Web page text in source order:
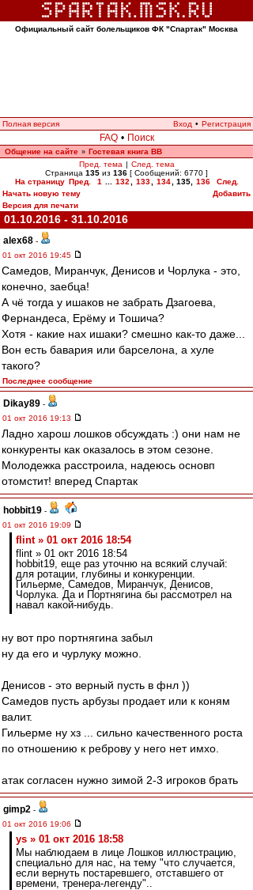
Официальный сайт болельщиков ФК "Спартак" Москва
Полная версия Вход • Регистрация
FAQ • Поиск
Общение на сайте » Гостевая книга ВВ
Пред. тема | След. тема
Страница 135 из 136 [ Сообщений: 6770 ]
На страницу Пред. 1 132 133 134 135, 136
След.
Начать новую тему
Добавить
Версия для печати
01.10.2016 - 31.10.2016
alex68 -
01 окт 2016 19:45
Самедов, Миранчук, Денисов и Чорлука - это,
конечно, заебца!
А чё тогда у ишаков не забрать Дзагоева,
Фернандеса, Ерёму и Тошича?
Хотя - какие нах ишаки? смешно как-то даже...
Вон есть бавария или барселона, а хуле
такого?
Последнее сообщение
Dikay89 -
01 окт 2016 19:13
Ладно харош лошков обсуждать :) они нам не
конкуренты как оказалось в этом сезоне.
Молодежка расстроила, надеюсь основп
отомстит! вперед Спартак
hobbit19 -
01 окт 2016 19:09
flint » 01 окт 2016 18:54
flint » 01 окт 2016 18:54
hobbit19, еще раз уточню на всякий случай:
для ротации, глубины и конкуренции.
Гильерме, Самедов, Миранчук, Денисов,
Чорлука. Да и Портнягина бы рассмотрел на
навал какой-нибудь.
ну вот про портнягина забыл
ну да его и чурлуку можно.
Денисов - это верный пусть в фнл ))
Самедов пусть арбузы продает или к коням
валит.
Гильерме ну хз ... сильно качественного роста
по отношению к реброву у него нет имхо.
атак согласен нужно зимой 2-3 игроков брать
gimp2 -
01 окт 2016 19:06
ys » 01 окт 2016 18:58
Мы наблюдаем в лице Лошков иллюстрацию,
специально для нас, на тему "что случается,
если вернуть постаревшего, отставшего от
времени, тренера-легенду"..